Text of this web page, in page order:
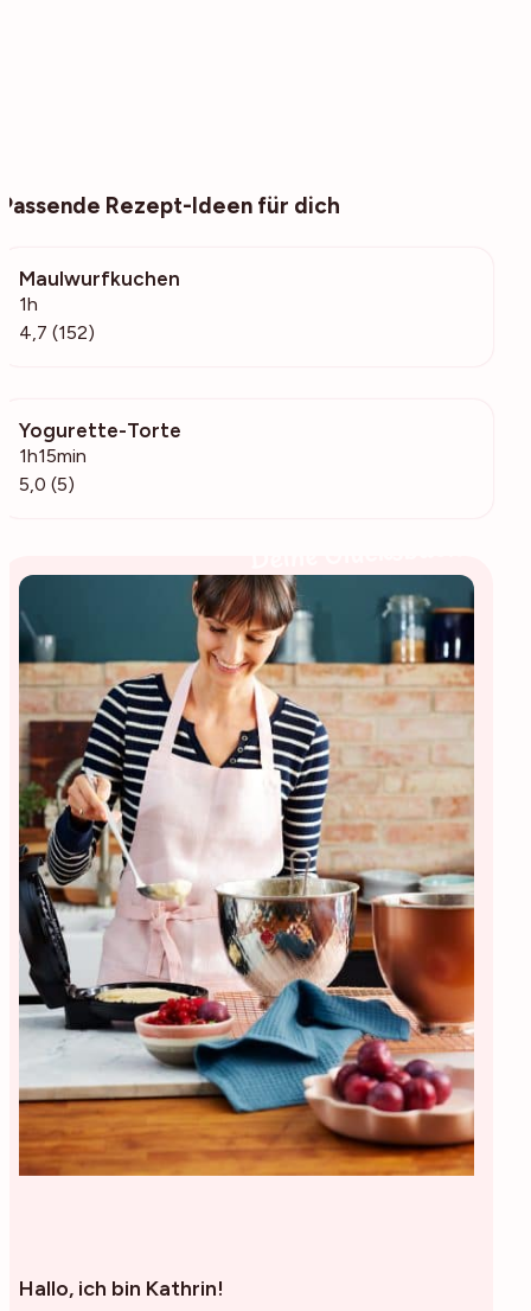
Passende Rezept-Ideen für dich
Maulwurfkuchen
1h
4,7 (152)
Yogurette-Torte
1h15min
5,0 (5)
Hallo, ich bin Kathrin!